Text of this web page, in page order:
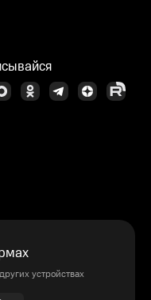
устройствах